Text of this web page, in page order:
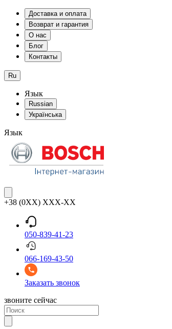
Доставка и оплата
Возврат и гарантия
О нас
Блог
Контакты
Ru
Язык
Russian
Українська
Язык
+38 (0XX) XXX-XX
050-839-41-23
066-169-43-50
Заказать звонок
звоните сейчас